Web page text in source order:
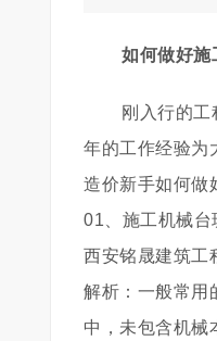
如何做好施
刚入行的工
年的工作经验为
造价新手如何做
01、施工机械台
西安铭晟建筑工
解析：一般常用
中，未包含机械